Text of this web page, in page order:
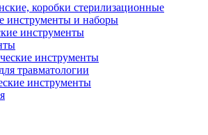
коробки стерилизационные
инструменты и наборы
инструменты
инструменты
травматологии
инструменты